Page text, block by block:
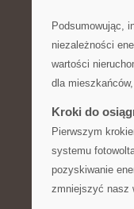
Podsumowując,
niezależności
wartości
dla
Kroki do
Pierwszym
⁤systemu
pozyskiwanie
zmniejszyć nasz